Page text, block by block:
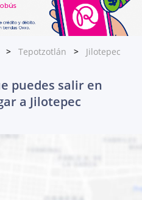
Tepotzotlán Jilotepec
puedes salir en
a Jilotepec